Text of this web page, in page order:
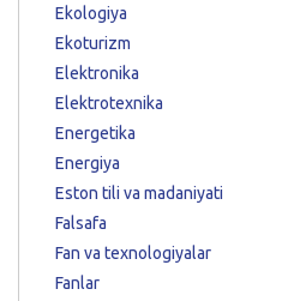
Ekologiya
Ekoturizm
Elektronika
Elektrotexnika
Energetika
Energiya
Eston tili va madaniyati
Falsafa
Fan va texnologiyalar
Fanlar